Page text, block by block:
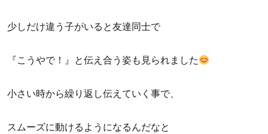
少しだけ違う子がいると友達同士で
『こうやで！』と伝え合う姿も見られました
小さい時から繰り返し伝えていく事で、
スムーズに動けるようになるんだなと